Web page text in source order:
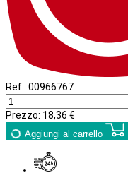
Ref : 00966767
Prezzo: 18,36 €
Aggiungi al carrello